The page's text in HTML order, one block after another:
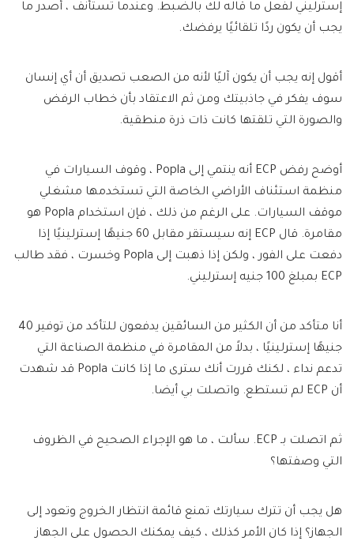
إسترليني لفعل ما قاله لك بالضبط. وعندما تستأنف ، أصدر ما
يجب أن يكون ردًا تلقائيًا يرفضك.
أقول إنه يجب أن يكون آليًا لأنه من الصعب تصديق أن أي إنسان
سوف يفكر في جاذبيتك ومن ثم الاعتقاد بأن خطاب الرفض
والصورة التي تلقتها كانت ذات ذرة منطقية.
أوضح رفض ECP أنه ينتمي إلى Popla ، وقوف السيارات في
منظمة استئناف الأراضي الخاصة التي تستخدمها مشغلي
موقف السيارات. على الرغم من ذلك ، فإن استخدام Popla هو
مقامرة. قال ECP إنه سيستقر مقابل 60 جنيهًا إسترلينيًا إذا
دفعت على الفور ، ولكن إذا ذهبت إلى Popla وخسرت ، فقد طالب
ECP بمبلغ 100 جنيه إسترليني.
أنا متأكد من أن الكثير من السائقين يدفعون للتأكد من توفير 40
جنيهًا إسترلينيًا ، بدلاً من المقامرة في منظمة الصناعة التي
تدعم نداء ، لكنك قررت أنك سترى ما إذا كانت Popla قد شهدت
أن ECP لم تستطع. واتصلت بي أيضا.
ثم اتصلت بـ ECP. سألت ، ما هو الإجراء الصحيح في الظروف
التي وصفتها؟
هل يجب أن تترك سيارتك تمنع قائمة انتظار الخروج وتعود إلى
الجهاز؟ إذا كان الأمر كذلك ، كيف يمكنك الحصول على الجهاز